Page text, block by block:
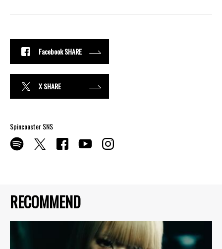
RECOMMEND
Facebook SHARE
X SHARE
Spincoaster SNS